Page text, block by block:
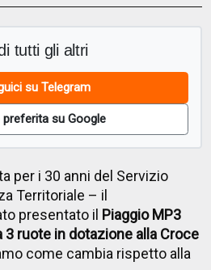
tutti gli altri
su Telegram
preferita su Google
per i 30 anni del Servizio
Territoriale – il
presentato il Piaggio MP3
ruote in dotazione alla Croce
come cambia rispetto alla